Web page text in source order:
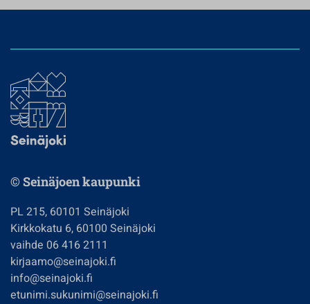
© Seinäjoen kaupunki
PL 215, 60101 Seinäjoki
Kirkkokatu 6, 60100 Seinäjoki
vaihde 06 416 2111
kirjaamo@seinajoki.fi
info@seinajoki.fi
etunimi.sukunimi@seinajoki.fi